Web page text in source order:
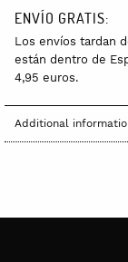
ENVÍO GRATIS:
Los envíos tardan
están dentro de
4,95 euros.
Additional